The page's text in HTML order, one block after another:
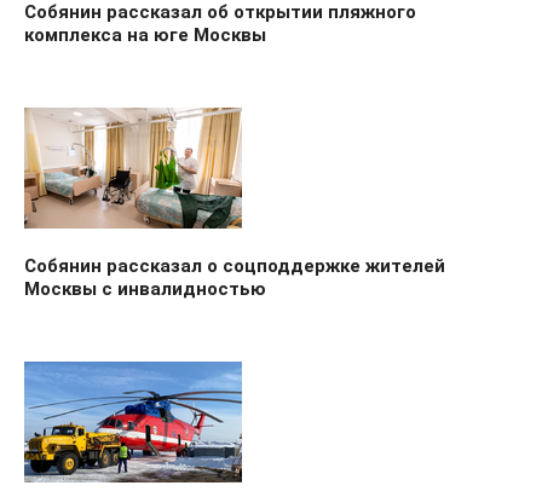
Собянин рассказал об открытии пляжного
комплекса на юге Москвы
Собянин рассказал о соцподдержке жителей
Москвы с инвалидностью